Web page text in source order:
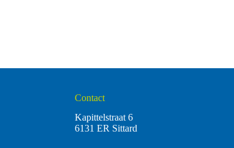
Contact
Kapittelstraat 6
6131 ER Sittard